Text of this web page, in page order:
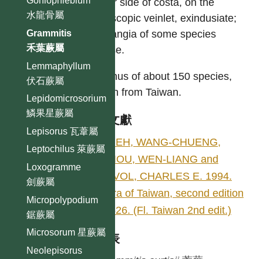
水龍骨屬
Grammitis
禾葉蕨屬
Lemmaphyllum
伏石蕨屬
Lepidomicrosorium
鱗果星蕨屬
Lepisorus 瓦葦屬
Leptochilus 萊蕨屬
Loxogramme
劍蕨屬
Micropolypodium
鋸蕨屬
Microsorum 星蕨屬
Neolepisorus
either side of costa, on the
acroscopic veinlet, exindusiate;
sporangia of some species
setose.
A genus of about 150 species,
seven from Taiwan.
參考文獻
SHIEH, WANG-CHUENG,
CHIOU, WEN-LIANG and
DEVOL, CHARLES E. 1994.
Flora of Taiwan, second edition
1: 526. (Fl. Taiwan 2nd edit.)
種列表